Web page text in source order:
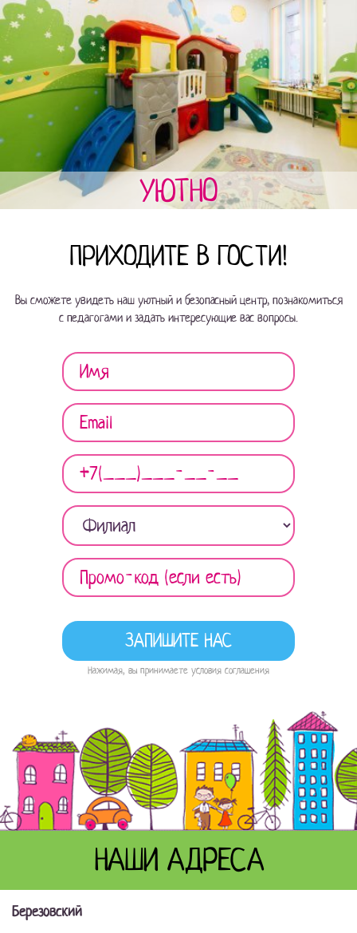
УЮТНО
ПРИХОДИТЕ В ГОСТИ!
Вы сможете увидеть наш уютный и безопасный центр, познакомиться
с педагогами и задать интересующие вас вопросы.
Нажимая, вы принимаете условия соглашения
НАШИ АДРЕСА
Березовский